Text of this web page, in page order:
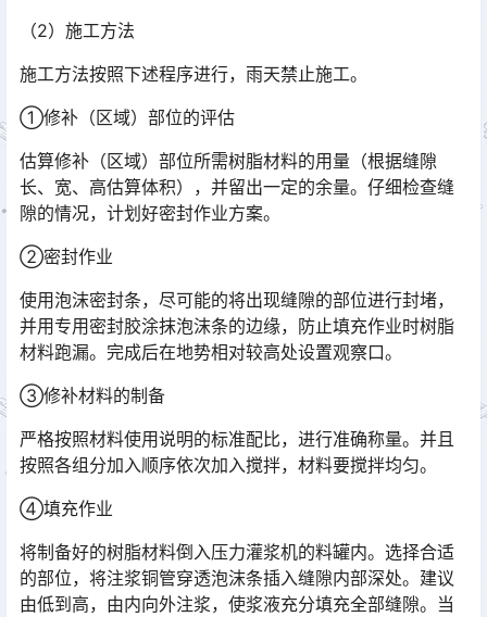
（2）施工方法
施工方法按照下述程序进行，雨天禁止施工。
①修补（区域）部位的评估
估算修补（区域）部位所需树脂材料的用量（根据缝隙
长、宽、高估算体积），并留出一定的余量。仔细检查缝
隙的情况，计划好密封作业方案。
②密封作业
使用泡沫密封条，尽可能的将出现缝隙的部位进行封堵，
并用专用密封胶涂抹泡沫条的边缘，防止填充作业时树脂
材料跑漏。完成后在地势相对较高处设置观察口。
③修补材料的制备
严格按照材料使用说明的标准配比，进行准确称量。并且
按照各组分加入顺序依次加入搅拌，材料要搅拌均匀。
④填充作业
将制备好的树脂材料倒入压力灌浆机的料罐内。选择合适
的部位，将注浆铜管穿透泡沫条插入缝隙内部深处。建议
由低到高，由内向外注浆，使浆液充分填充全部缝隙。当